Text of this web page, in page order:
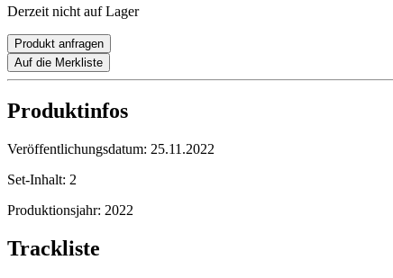
Derzeit nicht auf Lager
Produkt anfragen
Auf die Merkliste
Produktinfos
Veröffentlichungsdatum: 25.11.2022
Set-Inhalt: 2
Produktionsjahr: 2022
Trackliste